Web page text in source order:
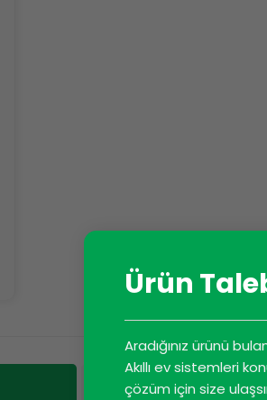
Ürün
Aradığınız ürünü
Akıllı ev sistemleri
çözüm için size
DATASHEET